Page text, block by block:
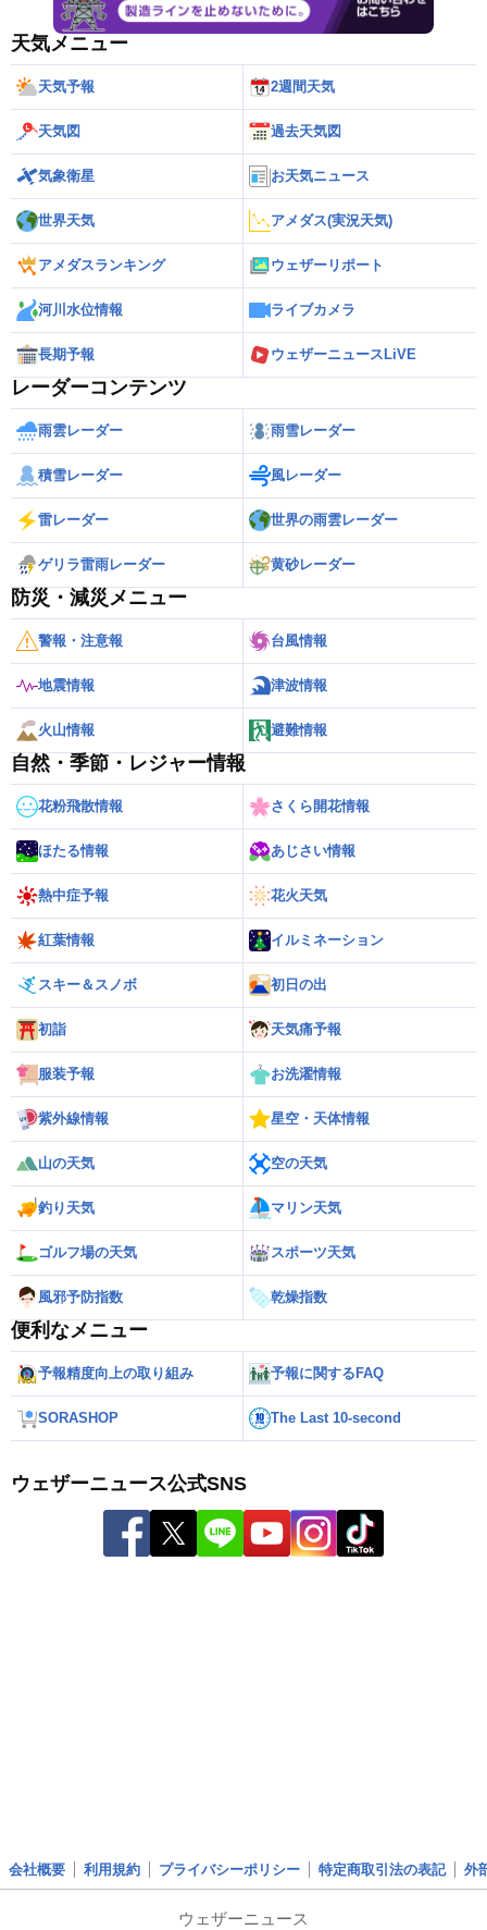
天気メニュー
天気予報 2週間天気
天気図 過去天気図
気象衛星 お天気ニュース
世界天気 アメダス(実況天気)
アメダスランキング ウェザーリポート
河川水位情報 ライブカメラ
長期予報 ウェザーニュースLiVE
レーダーコンテンツ
雨雲レーダー 雨雪レーダー
積雪レーダー 風レーダー
雷レーダー 世界の雨雲レーダー
ゲリラ雷雨レーダー 黄砂レーダー
防災・減災メニュー
警報・注意報 台風情報
地震情報 津波情報
火山情報 避難情報
自然・季節・レジャー情報
花粉飛散情報 さくら開花情報
ほたる情報 あじさい情報
熱中症予報 花火天気
紅葉情報 イルミネーション
スキー＆スノボ 初日の出
初詣 天気痛予報
服装予報 お洗濯情報
紫外線情報 星空・天体情報
山の天気 空の天気
釣り天気 マリン天気
ゴルフ場の天気 スポーツ天気
風邪予防指数 乾燥指数
便利なメニュー
予報精度向上の取り組み 予報に関するFAQ
SORASHOP The Last 10-second
ウェザーニュース公式SNS
会社概要 利用規約 プライバシーポリシー 特定商取引法の表記 外
ウェザーニュース